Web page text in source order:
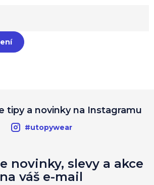
tipy a novinky na Instagramu
#utopywear
novinky, slevy a akce
na váš e-mail